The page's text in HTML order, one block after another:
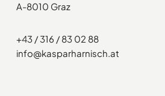
A-8010 Graz
+43 / 316 / 83 02 88
info@kasparharnisch.at